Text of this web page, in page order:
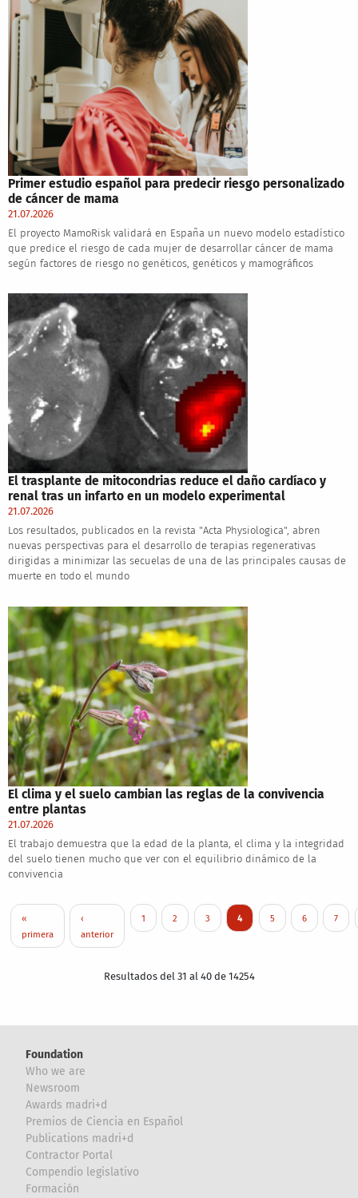
Primer estudio español para predecir riesgo personalizado
de cáncer de mama
21.07.2026
El proyecto MamoRisk validará en España un nuevo modelo estadístico
que predice el riesgo de cada mujer de desarrollar cáncer de mama
según factores de riesgo no genéticos, genéticos y mamográficos
El trasplante de mitocondrias reduce el daño cardíaco y
renal tras un infarto en un modelo experimental
21.07.2026
Los resultados, publicados en la revista "Acta Physiologica", abren
nuevas perspectivas para el desarrollo de terapias regenerativas
dirigidas a minimizar las secuelas de una de las principales causas de
muerte en todo el mundo
El clima y el suelo cambian las reglas de la convivencia
entre plantas
21.07.2026
El trabajo demuestra que la edad de la planta, el clima y la integridad
del suelo tienen mucho que ver con el equilibrio dinámico de la
convivencia
Pagination
First page
«
primera
Previous page
‹
anterior
Page
1 Page
2 Page
3 Current page
4 Page
5 Page
6 Page
7
Resultados del 31 al 40 de 14254
Foundation
Who we are
Newsroom
Awards madri+d
Premios de Ciencia en Español
Publications madri+d
Contractor Portal
Compendio legislativo
Formación